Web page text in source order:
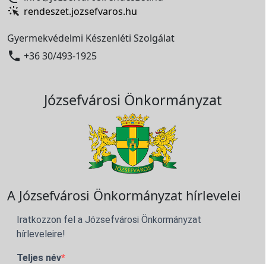
rendeszet.jozsefvaros.hu
Gyermekvédelmi Készenléti Szolgálat
 +36 30/493-1925
Józsefvárosi Önkormányzat
A Józsefvárosi Önkormányzat hírlevelei
Iratkozzon fel a Józsefvárosi Önkormányzat
hírleveleire!
Teljes név